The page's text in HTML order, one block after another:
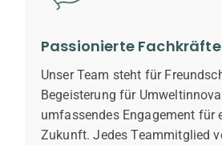
Passionierte Fachkräfte
Unser Team steht für
Begeisterung für
umfassendes Engagement für
Zukunft. Jedes Teammitglied